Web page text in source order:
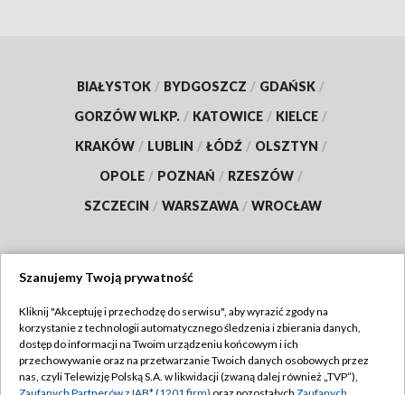
BIAŁYSTOK / BYDGOSZCZ / GDAŃSK /
GORZÓW WLKP. / KATOWICE / KIELCE /
KRAKÓW / LUBLIN / ŁÓDŹ / OLSZTYN /
OPOLE / POZNAŃ / RZESZÓW /
SZCZECIN / WARSZAWA / WROCŁAW
TVP
Abonament TVP
Emisja w TVP
Regulamin TVP
Szanujemy Twoją prywatność
Kliknij "Akceptuję i przechodzę do serwisu", aby wyrazić zgody na
korzystanie z technologii automatycznego śledzenia i zbierania danych,
dostęp do informacji na Twoim urządzeniu końcowym i ich
przechowywanie oraz na przetwarzanie Twoich danych osobowych przez
nas, czyli Telewizję Polską S.A. w likwidacji (zwaną dalej również „TVP”),